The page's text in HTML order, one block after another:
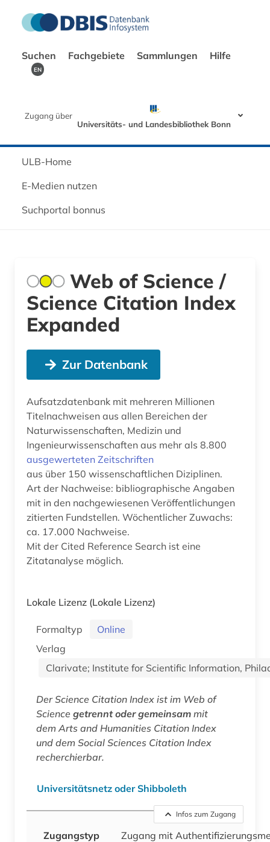
Suchen Fachgebiete Sammlungen Hilfe
EN
Zugang über
Universitäts- und Landesbibliothek Bonn
ULB-Home
E-Medien nutzen
Suchportal bonnus
Web of Science /
Science Citation Index
Expanded
Zur Datenbank
Aufsatzdatenbank mit mehreren Millionen
Titelnachweisen aus allen Bereichen der
Naturwissenschaften, Medizin und
Ingenieurwissenschaften aus mehr als 8.800
ausgewerteten Zeitschriften
aus über 150 wissenschaftlichen Diziplinen.
Art der Nachweise: bibliographische Angaben
mit in den nachgewiesenen Veröffentlichungen
zitierten Fundstellen. Wöchentlicher Zuwachs:
ca. 17.000 Nachweise.
Mit der Cited Reference Search ist eine
Zitatanalyse möglich.
Lokale Lizenz (Lokale Lizenz)
Formaltyp
Online
Verlag
Clarivate; Institute for Scientific Information,
Der Science Citation Index ist im Web of
Science getrennt oder gemeinsam mit
dem Arts and Humanities Citation Index
und dem Social Sciences Citation Index
recherchierbar.
Universitätsnetz oder Shibboleth
Infos zum Zugang
Zugangstyp
Zugang mit